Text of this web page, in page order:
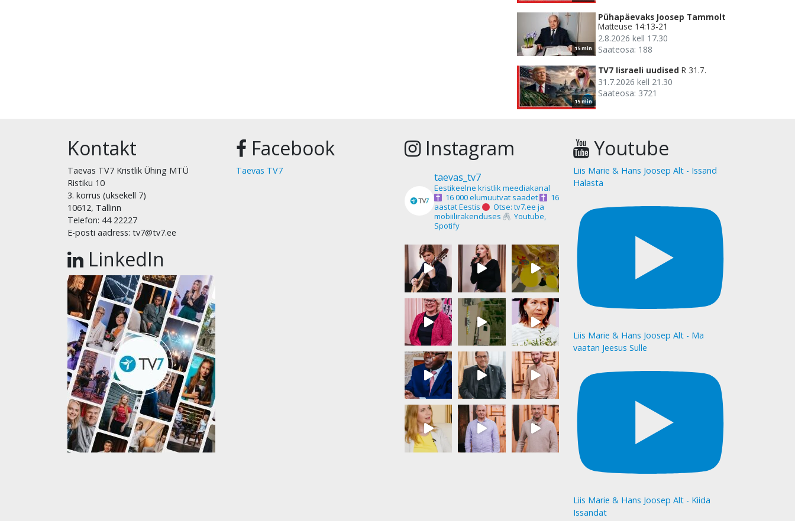
15 min
Pühapäevaks Joosep Tammolt
Matteuse 14:13-21
2.8.2026 kell 17.30
Saateosa: 188
15 min
TV7 Iisraeli uudised R 31.7.
31.7.2026 kell 21.30
Saateosa: 3721
Kontakt
Taevas TV7 Kristlik Ühing MTÜ
Ristiku 10
3. korrus (uksekell 7)
10612, Tallinn
Telefon: 44 22227
E-posti aadress: tv7@tv7.ee
LinkedIn
Facebook
Taevas TV7
Instagram
taevas_tv7
Eestikeelne kristlik meediakanal
16 000 elumuutvat saadet
16
aastat Eestis
Otse: tv7.ee ja
mobiilirakenduses
Youtube,
Spotify
Youtube
Liis Marie & Hans Joosep Alt - Issand
Halasta
Liis Marie & Hans Joosep Alt - Ma
vaatan Jeesus Sulle
Liis Marie & Hans Joosep Alt - Kiida
Issandat